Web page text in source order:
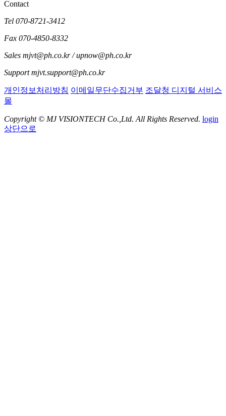
Contact
Tel 070-8721-3412
Fax 070-4850-8332
Sales mjvt@ph.co.kr / upnow@ph.co.kr
Supportmjvt.support@ph.co.kr
개인정보처리방침 이메일무단수집거부 조달청 디지털 서비스
몰
Copyright © MJ VISIONTECH Co.,Ltd. All Rights Reserved. login
상단으로